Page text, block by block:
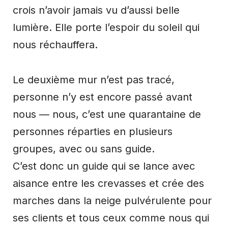
crois n’avoir jamais vu d’aussi belle
lumière. Elle porte l’espoir du soleil qui
nous réchauffera.
Le deuxième mur n’est pas tracé,
personne n’y est encore passé avant
nous — nous, c’est une quarantaine de
personnes réparties en plusieurs
groupes, avec ou sans guide.
C’est donc un guide qui se lance avec
aisance entre les crevasses et crée des
marches dans la neige pulvérulente pour
ses clients et tous ceux comme nous qui